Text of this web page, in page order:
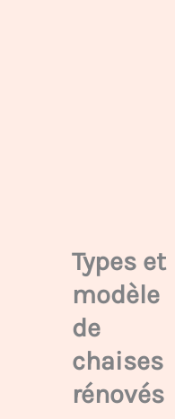
Types et
modèle
de
chaises
rénovés